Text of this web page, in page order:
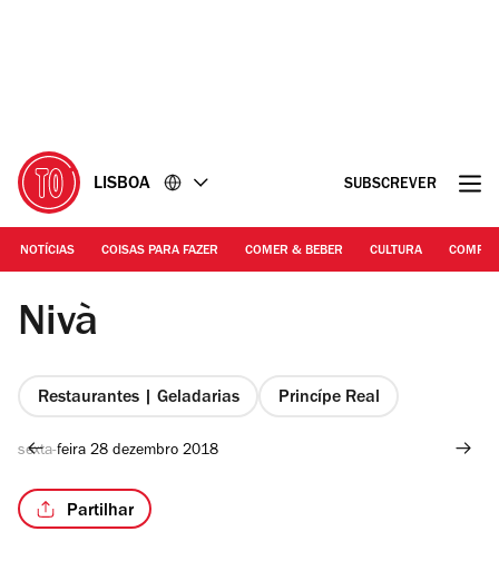
LISBOA SUBSCREVER
NOTÍCIAS COISAS PARA FAZER COMER & BEBER CULTURA
©Manuel Manso
Nivà
Restaurantes | Geladarias Princípe Real
sexta-feira 28 dezembro 2018
Partilhar